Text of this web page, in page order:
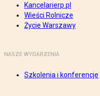
Kancelarierp.pl
Wieści Rolnicze
Życie Warszawy
NASZE WYDARZENIA
Szkolenia i konferencje